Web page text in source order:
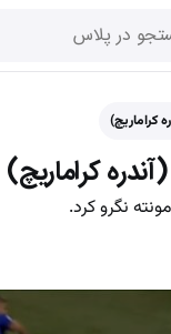
کراماریچ)
کراماریچ)
نگرو کرد.